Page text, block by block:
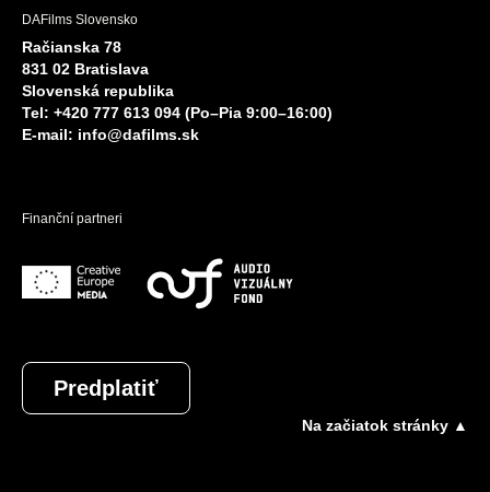
DAFilms Slovensko
Račianska 78
831 02 Bratislava
Slovenská republika
Tel: +420 777 613 094 (Po–Pia 9:00–16:00)
E-mail: info@dafilms.sk
Finanční partneri
Predplatiť
Na začiatok stránky ▲